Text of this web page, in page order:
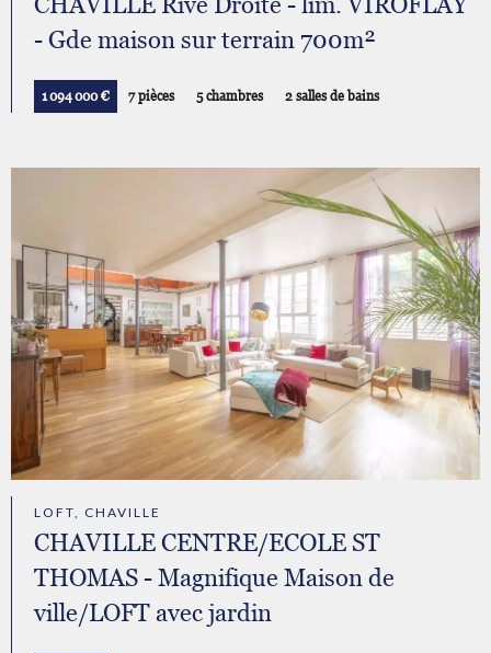
- Gde maison sur terrain 700m²
1 094 000 € 7 pièces 5 chambres 2 salles de bains
LOFT, CHAVILLE
CHAVILLE CENTRE/ECOLE ST
THOMAS - Magnifique Maison de
ville/LOFT avec jardin